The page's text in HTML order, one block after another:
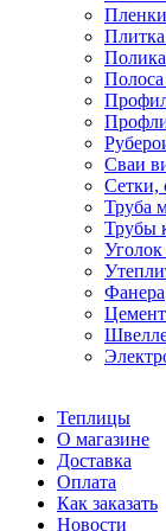
Пленки
Плитка
Полоса
Сваи
Сетки,
Труба
Трубы
Уголок
Фанера
Теплицы
О магазине
Доставка
Оплата
Как заказать
Новости